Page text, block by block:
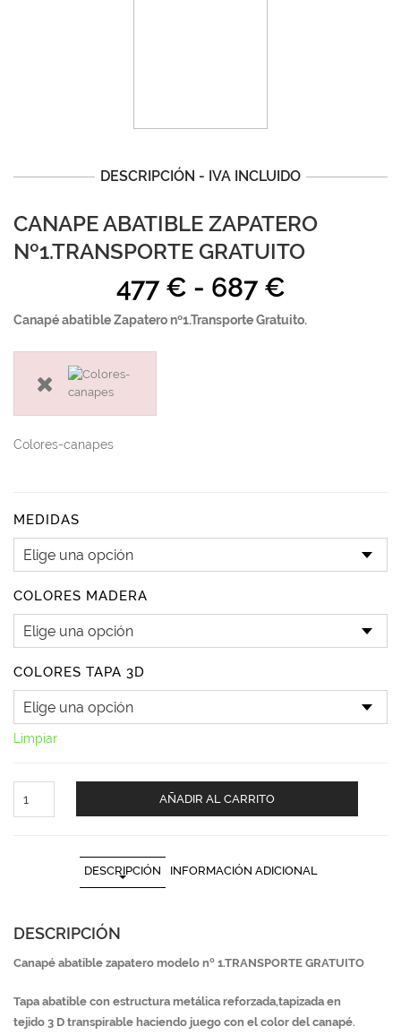
DESCRIPCIÓN - IVA INCLUIDO
CANAPE ABATIBLE ZAPATERO
Nº1.TRANSPORTE GRATUITO
477 € - 687 €Rango
de
Canapé abatible Zapatero nº1.Transporte Gratuito.
Colores-canapes
MEDIDAS
COLORES MADERA
COLORES TAPA 3D
Limpiar
ABATIBLE
AÑADIR AL CARRITO
DESCRIPCIÓN INFORMACIÓN ADICIONAL
DESCRIPCIÓN
Canapé abatible zapatero modelo nº 1.TRANSPORTE GRATUITO
Tapa abatible con estructura metálica reforzada,tapizada en
tejido 3 D transpirable haciendo juego con el color del canapé.